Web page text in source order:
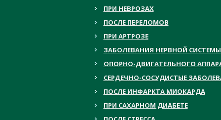
ПРИ НЕВРОЗАХ
ПОСЛЕ ПЕРЕЛОМОВ
ПРИ АРТРОЗЕ
ЗАБОЛЕВАНИЯ НЕРВНОЙ СИСТЕМЫ
ОПОРНО-ДВИГАТЕЛЬНОГО
СЕРДЕЧНО-СОСУДИСТЫЕ
ПОСЛЕ ИНФАРКТА МИОКАРДА
ПРИ САХАРНОМ ДИАБЕТЕ